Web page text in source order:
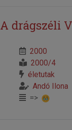
A drágszéli
2000
2000/4
életutak
Andó Ilona
=>